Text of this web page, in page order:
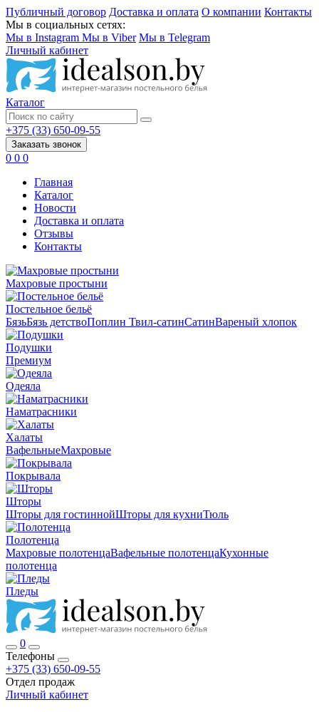
Публичный договор Доставка и оплата О компании Контакты
Мы в социальных сетях:
Мы в Instagram Мы в Viber Мы в Telegram
Личный кабинет
Каталог
+375 (33) 650-09-55
Заказать звонок
0 0 0
Главная
Каталог
Новости
Доставка и оплата
Отзывы
Контакты
Махровые простыни
Постельное бельё
БязьБязь детствоПоплин Твил-сатинСатинВареный хлопок
Подушки
Премиум
Одеяла
Наматрасники
Халаты
ВафельныеМахровые
Покрывала
Шторы
Шторы для гостиннойШторы для кухниТюль
Полотенца
Махровые полотенцаВафельные полотенцаКухонные
полотенца
Пледы
0
Телефоны
+375 (33) 650-09-55
Отдел продаж
Личный кабинет